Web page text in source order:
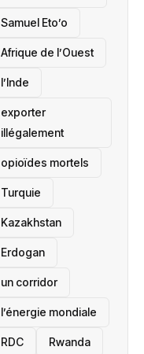
Samuel Eto’o
Afrique de l’Ouest
l’Inde
exporter
illégalement
opioïdes mortels
‎Turquie
Kazakhstan
Erdogan
un corridor
l’énergie mondiale
RDC Rwanda